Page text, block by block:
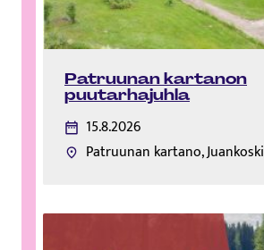
Patruunan kartanon
puutarhajuhla
15.8.2026
Patruunan kartano, Juankoski